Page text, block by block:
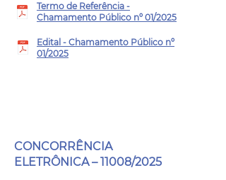
Termo de Referência -
Chamamento Público nº 01/2025
Edital - Chamamento Público nº
01/2025
CONCORRÊNCIA
ELETRÔNICA – 11008/2025